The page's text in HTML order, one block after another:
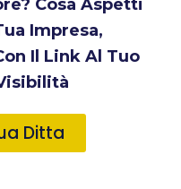
Cosa Aspetti
Impresa,
Il Link Al Tuo
Ditta